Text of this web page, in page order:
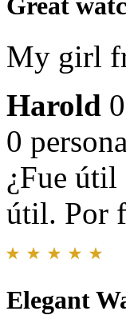
My girl
Harold
0
¿Fue útil
útil. Por
Elegant